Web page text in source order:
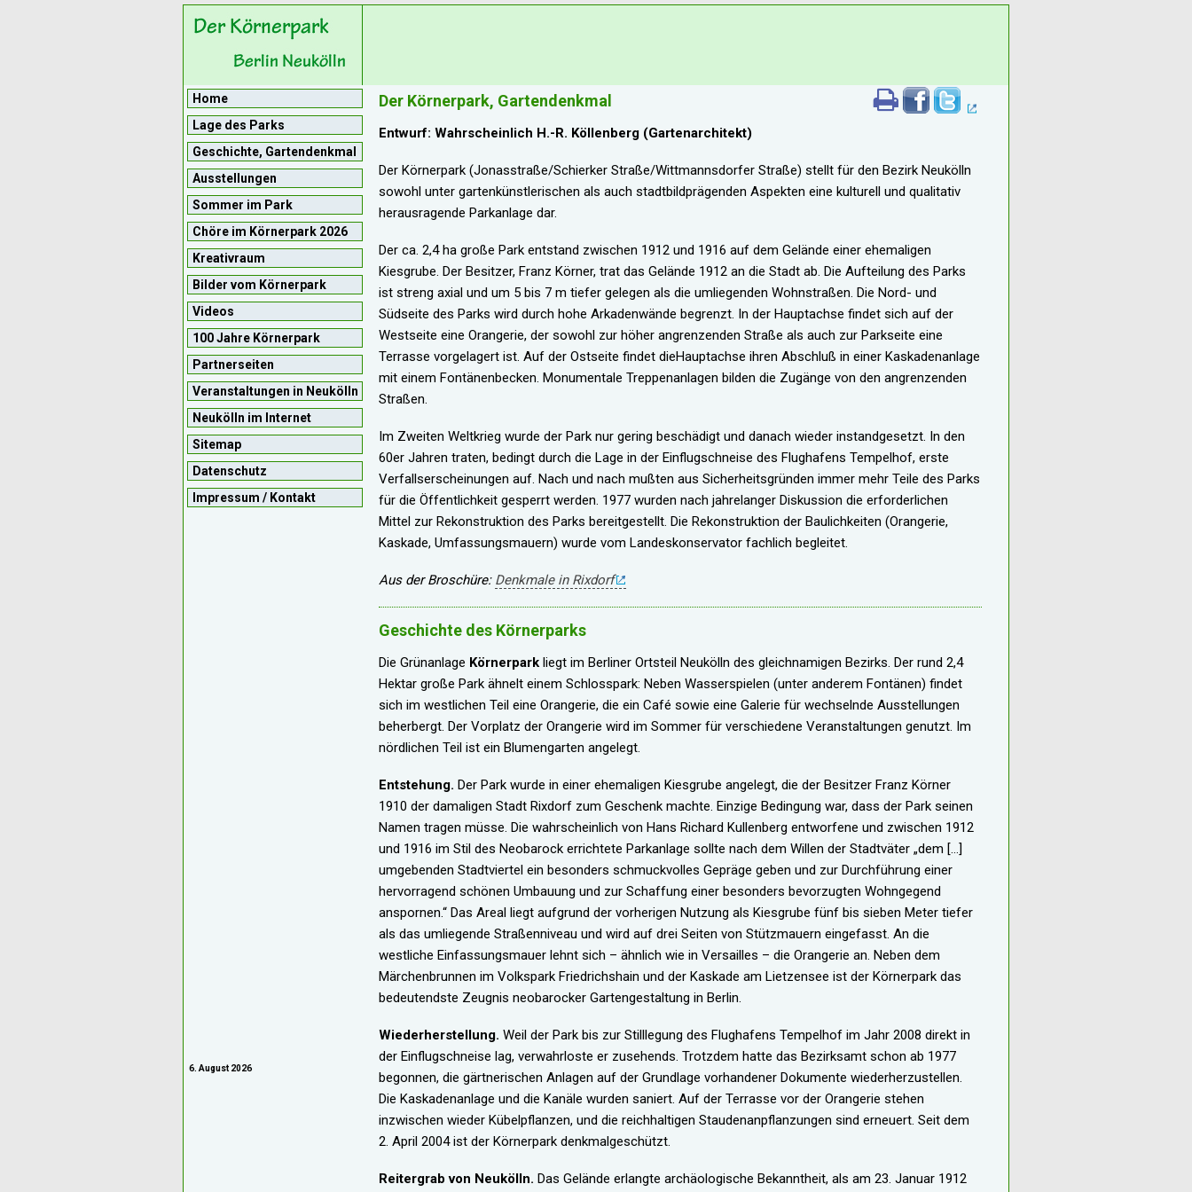
Home
Lage des Parks
Geschichte, Gartendenkmal
Ausstellungen
Sommer im Park
Chöre im Körnerpark 2026
Kreativraum
Bilder vom Körnerpark
Videos
100 Jahre Körnerpark
Partnerseiten
Veranstaltungen in Neukölln
Neukölln im Internet
Sitemap
Datenschutz
Impressum / Kontakt
6. August 2026
Der Körnerpark, Gartendenkmal
Entwurf: Wahrscheinlich H.-R. Köllenberg (Gartenarchitekt)
Der Körnerpark (Jonasstraße/Schierker Straße/Wittmannsdorfer Straße) stellt für den Bezirk Neukölln
sowohl unter gartenkünstlerischen als auch stadtbildprägenden Aspekten eine kulturell und qualitativ
herausragende Parkanlage dar.
Der ca. 2,4 ha große Park entstand zwischen 1912 und 1916 auf dem Gelände einer ehemaligen
Kiesgrube. Der Besitzer, Franz Körner, trat das Gelände 1912 an die Stadt ab. Die Aufteilung des Parks
ist streng axial und um 5 bis 7 m tiefer gelegen als die umliegenden Wohnstraßen. Die Nord- und
Südseite des Parks wird durch hohe Arkadenwände begrenzt. In der Hauptachse findet sich auf der
Westseite eine Orangerie, der sowohl zur höher angrenzenden Straße als auch zur Parkseite eine
Terrasse vorgelagert ist. Auf der Ostseite findet dieHauptachse ihren Abschluß in einer Kaskadenanlage
mit einem Fontänenbecken. Monumentale Treppenanlagen bilden die Zugänge von den angrenzenden
Straßen.
Im Zweiten Weltkrieg wurde der Park nur gering beschädigt und danach wieder instandgesetzt. In den
60er Jahren traten, bedingt durch die Lage in der Einflugschneise des Flughafens Tempelhof, erste
Verfallserscheinungen auf. Nach und nach mußten aus Sicherheitsgründen immer mehr Teile des Parks
für die Öffentlichkeit gesperrt werden. 1977 wurden nach jahrelanger Diskussion die erforderlichen
Mittel zur Rekonstruktion des Parks bereitgestellt. Die Rekonstruktion der Baulichkeiten (Orangerie,
Kaskade, Umfassungsmauern) wurde vom Landeskonservator fachlich begleitet.
Aus der Broschüre: Denkmale in Rixdorf
Geschichte des Körnerparks
Die Grünanlage Körnerpark liegt im Berliner Ortsteil Neukölln des gleichnamigen Bezirks. Der rund 2,4
Hektar große Park ähnelt einem Schlosspark: Neben Wasserspielen (unter anderem Fontänen) findet
sich im westlichen Teil eine Orangerie, die ein Café sowie eine Galerie für wechselnde Ausstellungen
beherbergt. Der Vorplatz der Orangerie wird im Sommer für verschiedene Veranstaltungen genutzt. Im
nördlichen Teil ist ein Blumengarten angelegt.
Entstehung. Der Park wurde in einer ehemaligen Kiesgrube angelegt, die der Besitzer Franz Körner
1910 der damaligen Stadt Rixdorf zum Geschenk machte. Einzige Bedingung war, dass der Park seinen
Namen tragen müsse. Die wahrscheinlich von Hans Richard Kullenberg entworfene und zwischen 1912
und 1916 im Stil des Neobarock errichtete Parkanlage sollte nach dem Willen der Stadtväter „dem […]
umgebenden Stadtviertel ein besonders schmuckvolles Gepräge geben und zur Durchführung einer
hervorragend schönen Umbauung und zur Schaffung einer besonders bevorzugten Wohngegend
anspornen.“ Das Areal liegt aufgrund der vorherigen Nutzung als Kiesgrube fünf bis sieben Meter tiefer
als das umliegende Straßenniveau und wird auf drei Seiten von Stützmauern eingefasst. An die
westliche Einfassungsmauer lehnt sich – ähnlich wie in Versailles – die Orangerie an. Neben dem
Märchenbrunnen im Volkspark Friedrichshain und der Kaskade am Lietzensee ist der Körnerpark das
bedeutendste Zeugnis neobarocker Gartengestaltung in Berlin.
Wiederherstellung. Weil der Park bis zur Stilllegung des Flughafens Tempelhof im Jahr 2008 direkt in
der Einflugschneise lag, verwahrloste er zusehends. Trotzdem hatte das Bezirksamt schon ab 1977
begonnen, die gärtnerischen Anlagen auf der Grundlage vorhandener Dokumente wiederherzustellen.
Die Kaskadenanlage und die Kanäle wurden saniert. Auf der Terrasse vor der Orangerie stehen
inzwischen wieder Kübelpflanzen, und die reichhaltigen Staudenanpflanzungen sind erneuert. Seit dem
2. April 2004 ist der Körnerpark denkmalgeschützt.
Reitergrab von Neukölln. Das Gelände erlangte archäologische Bekanntheit, als am 23. Januar 1912